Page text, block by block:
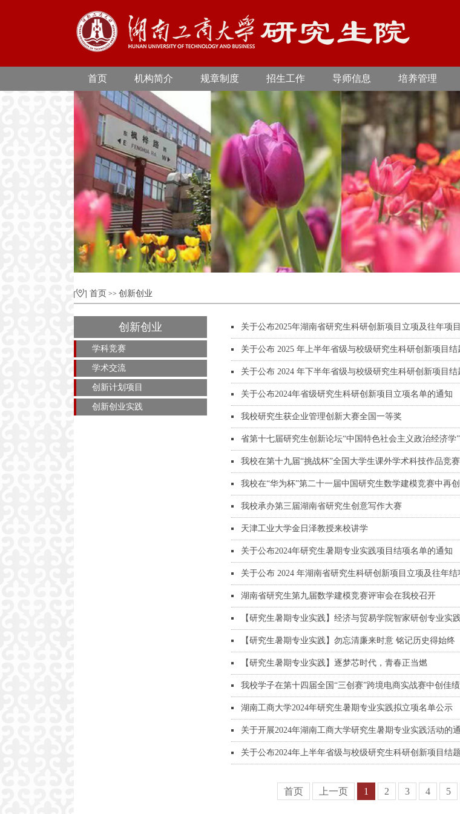
首页 机构简介 规章制度 招生工作 导师信息 培养管理
首页 >> 创新创业
创新创业
学科竞赛
学术交流
创新计划项目
创新创业实践
关于公布2025年湖南省研究生科研创新项目立项及往年项
关于公布 2025 年上半年省级与校级研究生科研创新项目
关于公布 2024 年下半年省级与校级研究生科研创新项目
关于公布2024年省级研究生科研创新项目立项名单的通知
我校研究生获企业管理创新大赛全国一等奖
省第十七届研究生创新论坛“中国特色社会主义政治经济学
我校在第十九届“挑战杯”全国大学生课外学术科技作品竞
我校在“华为杯”第二十一届中国研究生数学建模竞赛中再
我校承办第三届湖南省研究生创意写作大赛
天津工业大学金日泽教授来校讲学
关于公布2024年研究生暑期专业实践项目结项名单的通知
关于公布 2024 年湖南省研究生科研创新项目立项及往年
湖南省研究生第九届数学建模竞赛评审会在我校召开
【研究生暑期专业实践】经济与贸易学院智家研创专业
【研究生暑期专业实践】勿忘清廉来时意 铭记历史得始终
【研究生暑期专业实践】逐梦芯时代，青春正当燃
我校学子在第十四届全国“三创赛”跨境电商实战赛中创佳绩
湖南工商大学2024年研究生暑期专业实践拟立项名单公示
关于开展2024年湖南工商大学研究生暑期专业实践活动的
关于公布2024年上半年省级与校级研究生科研创新项目结
首页 上一页 1 2 3 4 5